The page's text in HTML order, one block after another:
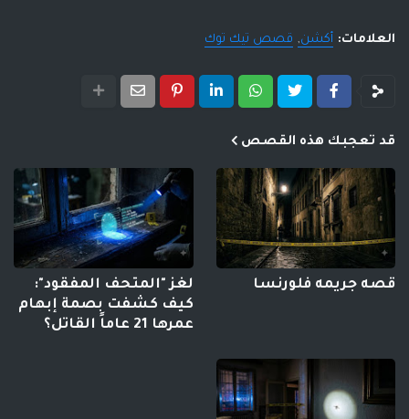
العلامات: أكشن قصص تيك توك
قد تعجبك هذه القصص
قصه جريمه فلورنسا
لغز "المتحف المفقود":
كيف كشفت بصمة إبهام
عمرها 21 عاماً القاتل؟